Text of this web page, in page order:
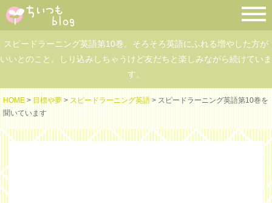
スピードラーニング英語第10巻。そろそろ英語にふれる増やした方が
いいとのこと。しり込みしちゃうけど友だちと楽しみながら続けていま
す。
HOME > 目標や夢 > スピードラーニング英語 > スピードラーニング英語第10巻を
聞いています